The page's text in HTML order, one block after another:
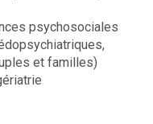
psychosociales
et familles)